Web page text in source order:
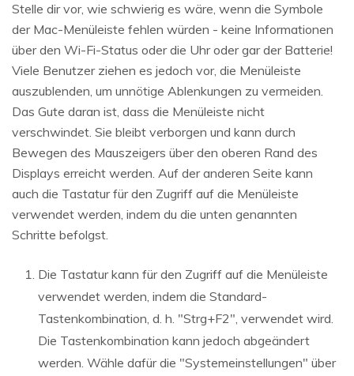
Stelle dir vor, wie schwierig es wäre, wenn die Symbole
der Mac-Menüleiste fehlen würden - keine Informationen
über den Wi-Fi-Status oder die Uhr oder gar der Batterie!
Viele Benutzer ziehen es jedoch vor, die Menüleiste
auszublenden, um unnötige Ablenkungen zu vermeiden.
Das Gute daran ist, dass die Menüleiste nicht
verschwindet. Sie bleibt verborgen und kann durch
Bewegen des Mauszeigers über den oberen Rand des
Displays erreicht werden. Auf der anderen Seite kann
auch die Tastatur für den Zugriff auf die Menüleiste
verwendet werden, indem du die unten genannten
Schritte befolgst.
Die Tastatur kann für den Zugriff auf die Menüleiste
verwendet werden, indem die Standard-
Tastenkombination, d. h. "Strg+F2", verwendet wird.
Die Tastenkombination kann jedoch abgeändert
werden. Wähle dafür die "Systemeinstellungen" über